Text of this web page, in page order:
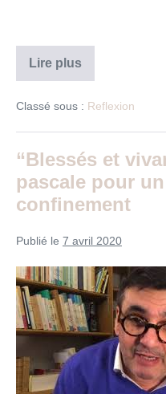
Lire plusComment
aux
branches
Classé sous : Reflexion
“Blessés et
pascale pour
confinement
Publié le 7 avril 2020
“Blessés
et
vivants
Méditation
pascale